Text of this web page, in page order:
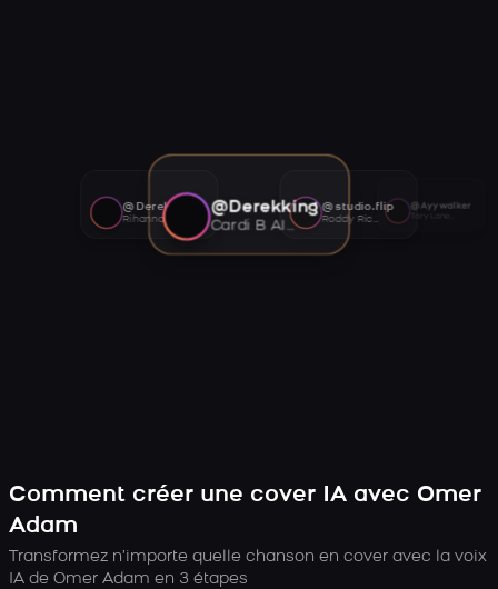
@Derekking
Cardi B AI voice
@studio.flip
Roddy Ricch AI voice
@Ayywalker
@Derekking
Rihanna AI voice
Comment créer une cover IA avec Omer
Adam
Transformez n’importe quelle chanson en cover avec la voix
IA de Omer Adam en 3 étapes